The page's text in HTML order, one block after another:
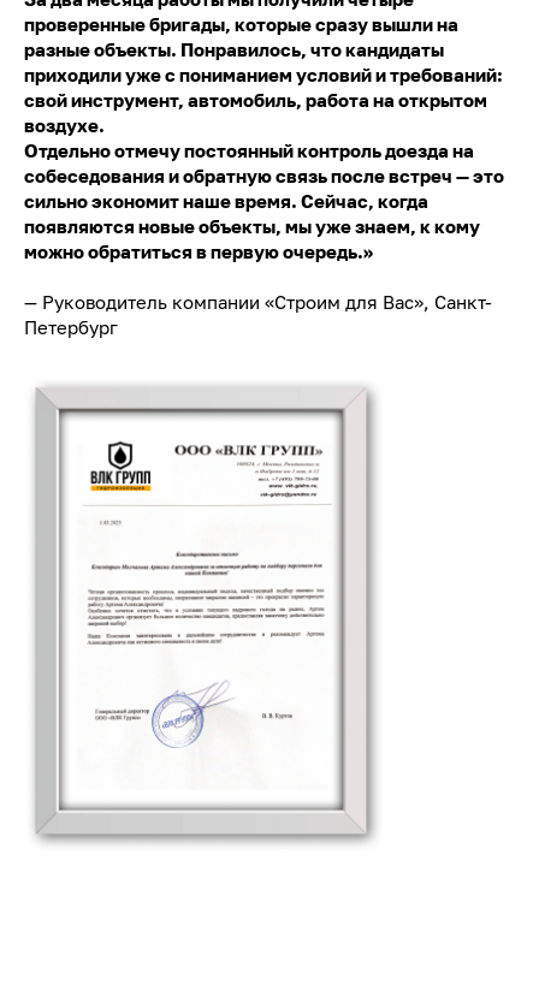
проверенные бригады, которые сразу вышли на
разные объекты. Понравилось, что кандидаты
приходили уже с пониманием условий и требований:
свой инструмент, автомобиль, работа на открытом
воздухе.
Отдельно отмечу постоянный контроль доезда на
собеседования и обратную связь после встреч — это
сильно экономит наше время. Сейчас, когда
появляются новые объекты, мы уже знаем, к кому
можно обратиться в первую очередь.»
— Руководитель компании «Строим для Вас», Санкт-
Петербург